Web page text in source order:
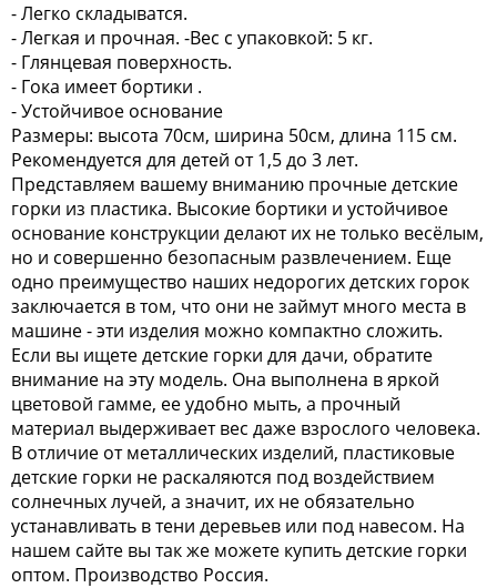
- Легко складыватся.
- Легкая и прочная. -Вес с упаковкой: 5 кг.
- Глянцевая поверхность.
- Гока имеет бортики .
- Устойчивое основание
Размеры: высота 70см, ширина 50см, длина 115 см.
Рекомендуется для детей от 1,5 до 3 лет.
Представляем вашему вниманию прочные детские
горки из пластика. Высокие бортики и устойчивое
основание конструкции делают их не только весёлым,
но и совершенно безопасным развлечением. Еще
одно преимущество наших недорогих детских горок
заключается в том, что они не займут много места в
машине - эти изделия можно компактно сложить.
Если вы ищете детские горки для дачи, обратите
внимание на эту модель. Она выполнена в яркой
цветовой гамме, ее удобно мыть, а прочный
материал выдерживает вес даже взрослого человека.
В отличие от металлических изделий, пластиковые
детские горки не раскаляются под воздействием
солнечных лучей, а значит, их не обязательно
устанавливать в тени деревьев или под навесом. На
нашем сайте вы так же можете купить детские горки
оптом. Производство Россия.